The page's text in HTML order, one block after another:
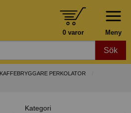
Meny
0 varor
Sök
KAFFEBRYGGARE PERKOLATOR
Kategori